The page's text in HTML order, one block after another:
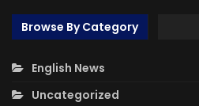
Browse By Category
English News
Uncategorized